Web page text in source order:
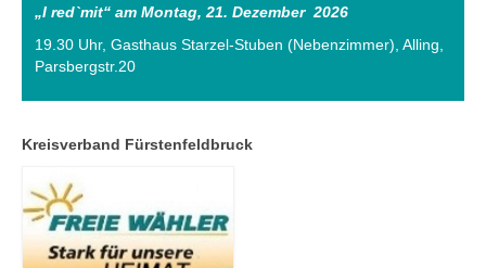
„I red`mit“ amMontag, 21. Dezember 2026
19.30 Uhr, Gasthaus Starzel-Stuben (Nebenzimmer), Alling,
Parsbergstr.20
Kreisverband Fürstenfeldbruck